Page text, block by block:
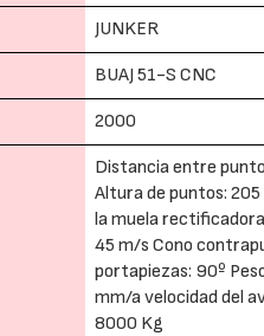
JUNKER
BUAJ 51-S CNC
2000
Distancia entre
Altura de puntos:
la muela
45 m/s Cono
portapiezas: 90º
mm/a velocidad del
8000 Kg